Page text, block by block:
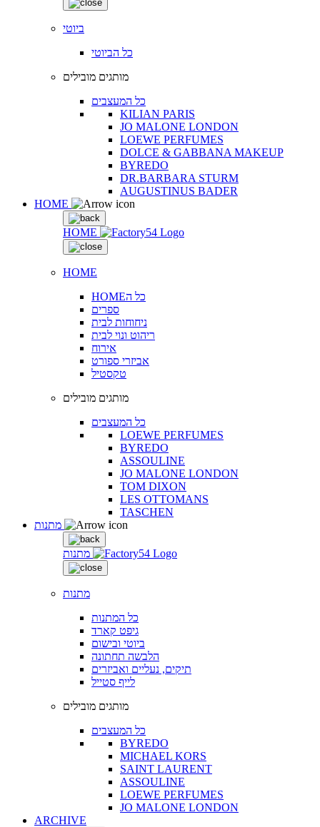
ביוטי
כל הביוטי
מותגים מובילים
כל המעצבים
KILIAN PARIS
JO MALONE LONDON
LOEWE PERFUMES
DOLCE & GABBANA MAKEUP
BYREDO
DR.BARBARA STURM
AUGUSTINUS BADER
HOME
HOME
HOME
HOMEכל ה
ספרים
ניחוחות לבית
ריהוט ונוי לבית
אירוח
אביזרי ספורט
טקסטיל
מותגים מובילים
כל המעצבים
LOEWE PERFUMES
BYREDO
ASSOULINE
JO MALONE LONDON
TOM DIXON
LES OTTOMANS
TASCHEN
מתנות
מתנות
כל המתנות
גיפט קארד
ביוטי ובישום
הלבשה תחתונה
תיקים, נעליים ואביזרים
לייף סטייל
מותגים מובילים
כל המעצבים
BYREDO
MICHAEL KORS
SAINT LAURENT
ASSOULINE
LOEWE PERFUMES
JO MALONE LONDON
ARCHIVE